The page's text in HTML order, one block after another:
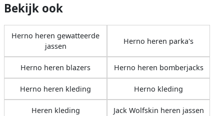
Bekijk ook
Herno heren gewatteerde
jassen
Herno heren parka's
Herno heren blazers Herno heren bomberjacks
Herno heren kleding Herno kleding
Heren kleding Jack Wolfskin heren jassen